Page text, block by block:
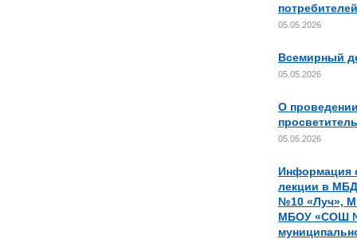
потребителей
05.05.2026
Всемирный
05.05.2026
О
05.05.2026
Информация
лекции в
№10 «Луч»,
МБОУ «СОШ